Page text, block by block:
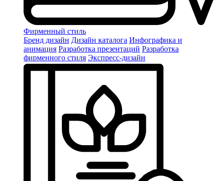
Фирменный стиль
Бренд дизайн Дизайн каталога Инфографика и
анимация Разработка презентаций Разработка
фирменного стиля Экспресс-дизайн